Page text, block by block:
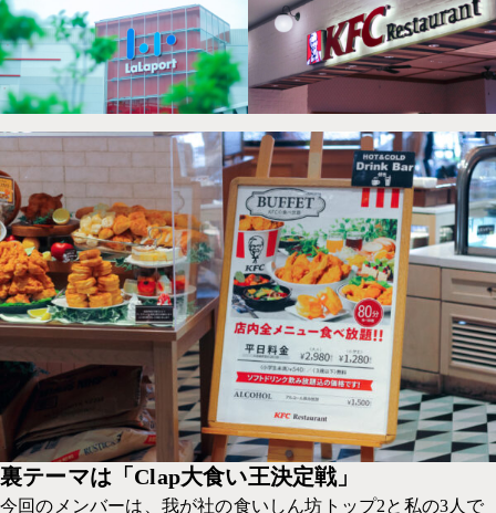
裏テーマは「Clap大食い王決定戦」
今回のメンバーは、我が社の食いしん坊トップ2と私の3人で